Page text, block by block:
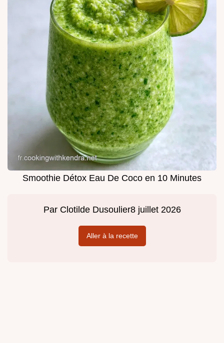
Smoothie Détox Eau De Coco en 10 Minutes
Par Clotilde Dusoulier8 juillet 2026
Aller à la recette